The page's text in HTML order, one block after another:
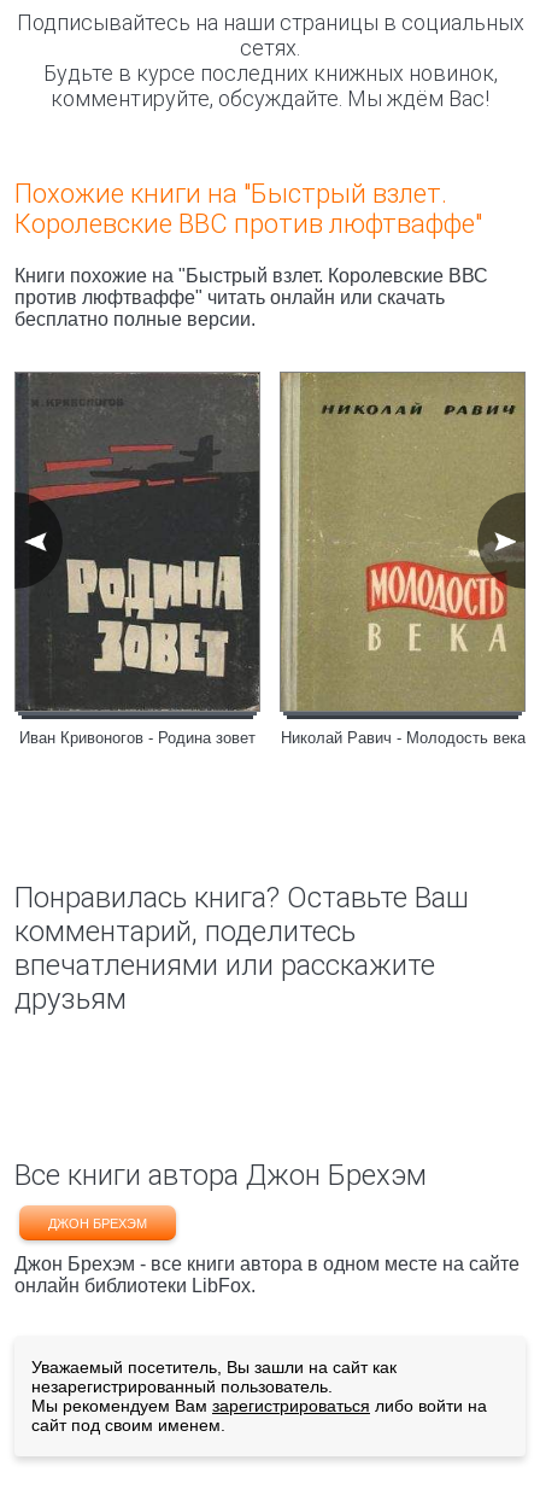
Подписывайтесь на наши страницы в социальных
сетях.
Будьте в курсе последних книжных новинок,
комментируйте, обсуждайте. Мы ждём Вас!
Похожие книги на "Быстрый взлет.
Королевские ВВС против люфтваффе"
Книги похожие на "Быстрый взлет. Королевские ВВС
против люфтваффе" читать онлайн или скачать
бесплатно полные версии.
Иван Кривоногов - Родина зовет Николай Равич - Молодость века
Понравилась книга? Оставьте Ваш
комментарий, поделитесь
впечатлениями или расскажите
друзьям
Все книги автора Джон Брехэм
ДЖОН БРЕХЭМ
Джон Брехэм - все книги автора в одном месте на сайте
онлайн библиотеки LibFox.
Уважаемый посетитель, Вы зашли на сайт как
незарегистрированный пользователь.
Мы рекомендуем Вам зарегистрироваться либо войти на
сайт под своим именем.